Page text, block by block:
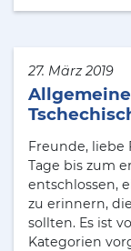
27. März 2019
Freunde, liebe
Tage bis zum
entschlossen,
zu erinnern,
sollten. Es ist
Kategorien